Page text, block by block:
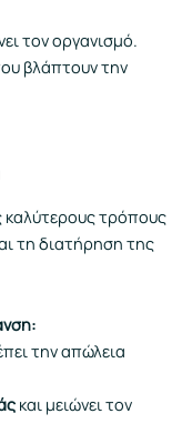
τον οργανισμό.
βλάπτουν την
καλύτερους τρόπους
τη διατήρηση της
την απώλεια
και μειώνει τον